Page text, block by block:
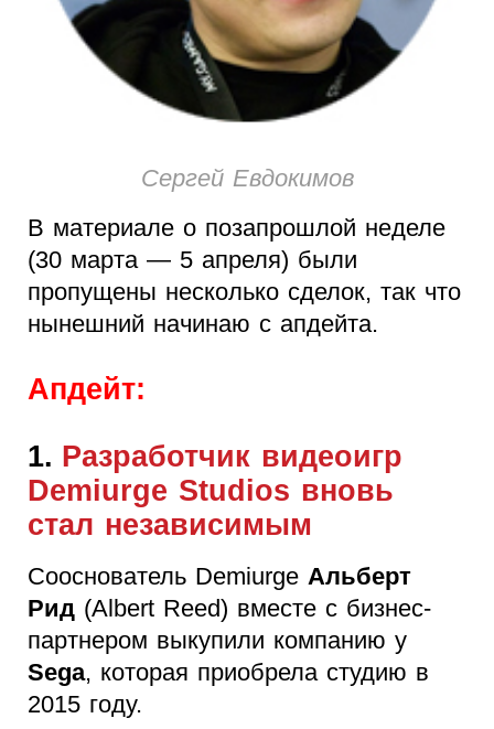
Сергей Евдокимов
В материале о позапрошлой неделе
(30 марта — 5 апреля) были
пропущены несколько сделок, так что
нынешний начинаю с апдейта.
Апдейт:
1. Разработчик видеоигр
Demiurge Studios вновь
стал независимым
Сооснователь Demiurge Альберт
Рид (Albert Reed) вместе с бизнес-
партнером выкупили компанию у
Sega, которая приобрела студию в
2015 году.